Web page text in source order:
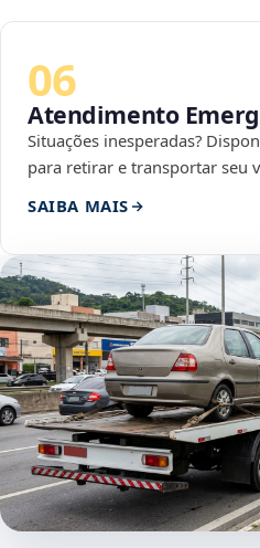
06
Atendimento
Situações inesperadas?
para retirar e transportar seu
SAIBA MAIS